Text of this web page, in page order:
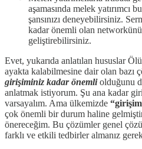
aşamasında melek yatırımcı
şansınızı deneyebilirsiniz.
kadar önemli olan
geliştirebilirsiniz.
Evet, yukarıda anlatılan hususlar
ayakta kalabilmesine dair olan bazı
girişiminiz kadar önemliolduğunu
anlatmak istiyorum. Şu ana kadar
varsayalım. Ama ülkemizde
çok önemli bir durum haline
önereceğim. Bu çözümler genel
farklı ve etkili tedbirler almanız